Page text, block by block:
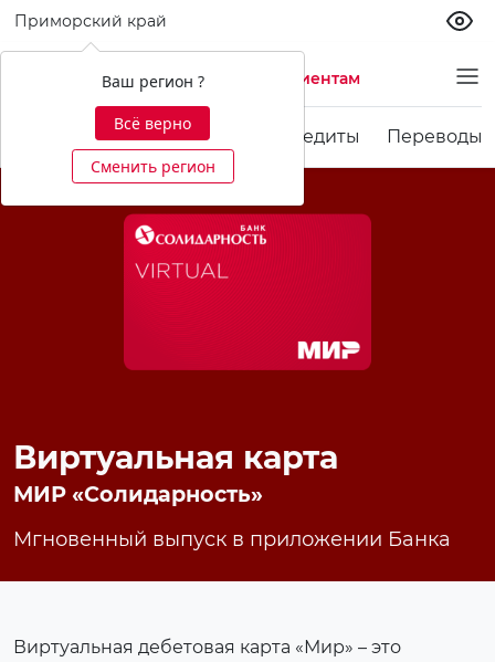
Приморский край
Частным клиентам
Счета и вклады Кредиты Переводы
Виртуальная карта
МИР «Солидарность»
Мгновенный выпуск в приложении Банка
Виртуальная дебетовая карта «Мир» – это
Ваш регион ?
Всё верно
Сменить регион